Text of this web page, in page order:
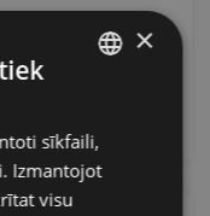
ENGLISH
RUSSIAN
×
sīkfaili,
Izmantojot
visu